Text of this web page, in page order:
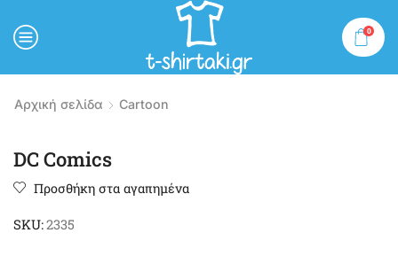
0
Αρχική σελίδα Cartoon
DC Comics
Προσθήκη στα αγαπημένα
SKU:2335